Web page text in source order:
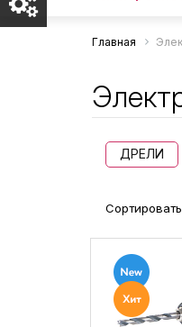
Главная
ДРЕЛИ